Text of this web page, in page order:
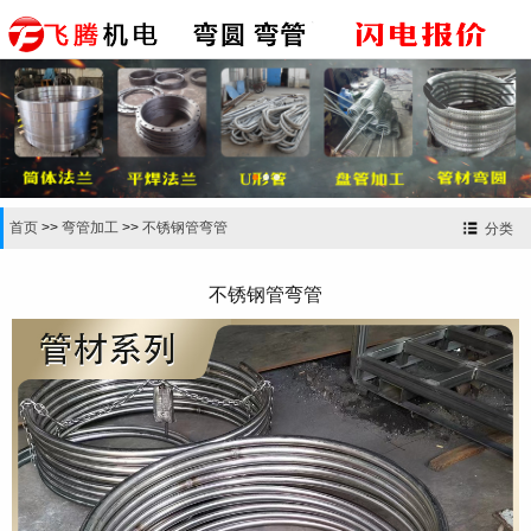


分类
首页 >> 弯管加工 >> 不锈钢管弯管
不锈钢管弯管